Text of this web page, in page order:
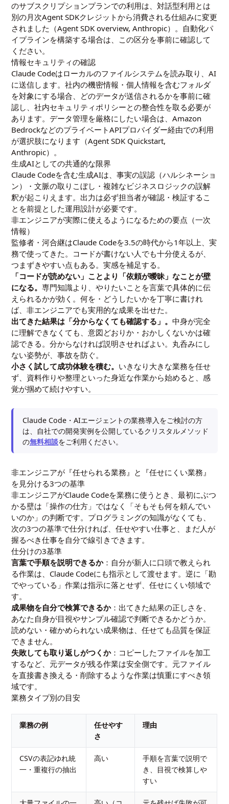
のサブスクリプションプランでの利用は、対話型利用とは
別の月次Agent SDKクレジットから消費される仕組みに変更
されました（Agent SDK overview, Anthropic）。自動化パ
イプラインを構築する場合は、この区分を事前に確認して
ください。
情報セキュリティの確認
Claude Codeはローカルのファイルシステムを読み取り、AI
に送信します。社内の機密情報・個人情報を含むフォルダ
を対象にする場合、どのデータが送信されるかを事前に確
認し、社内セキュリティポリシーとの整合性を取る必要が
あります。データ管理を厳格にしたい場合は、Amazon
BedrockなどのプライベートAPIプロバイダー経由での利用
が選択肢になります（Agent SDK Quickstart,
Anthropic）。
生成AIとしての共通的な限界
Claude Codeを含む生成AIは、事実の誤認（ハルシネーショ
ン）・文脈の取りこぼし・複雑なビジネスロジックの誤解
釈が起こりえます。出力は必ず担当者が確認・検証するこ
とを前提とした運用設計が必要です。
非エンジニアが実際に使えるようになるための要点（一次
情報）
監修者・河合継はClaude Codeを3.5の時代から1年以上、実
務で使ってきた。コードが書けない人でも十分使えるが、
つまずきやすい点もある。実感を補足する。
「コードが読めない」ことより「依頼が曖昧」なことが壁
になる。専門知識より、やりたいことを言葉で具体的に伝
えられるかが効く。何を・どうしたいかを丁寧に書けれ
ば、非エンジニアでも実用的な成果を出せた。
出てきた結果は「分からなくても確認する」。中身が完全
に理解できなくても、意図どおりか・おかしくないかは確
認できる。分からなければ説明させればよい。丸呑みにし
ない姿勢が、事故を防ぐ。
小さく試して成功体験を積む。 いきなり大きな業務を任せ
ず、資料作りや整理といった身近な作業から始めると、感
覚が掴めて続けやすい。
Claude Code・AIエージェントの業務導入をご検討の方
は、自社での開発実例を公開しているクリスタルメソッド
の無料相談をご利用ください。
非エンジニアが『任せられる業務』と『任せにくい業務』
を見分ける3つの基準
非エンジニアがClaude Codeを業務に使うとき、最初にぶつ
かる壁は「操作の仕方」ではなく「そもそも何を頼んでい
いのか」の判断です。プログラミングの知識がなくても、
次の3つの基準で仕分ければ、任せやすい仕事と、まだ人が
握るべき仕事を自分で線引きできます。
仕分けの3基準
言葉で手順を説明できるか：自分が新人に口頭で教えられ
る作業は、Claude Codeにも指示として渡せます。逆に「勘
でやっている」作業は指示に落とせず、任せにくい領域で
す。
成果物を自分で検算できるか：出てきた結果の正しさを、
あなた自身が目視やサンプル確認で判断できるかどうか。
読めない・確かめられない成果物は、任せても品質を保証
できません。
失敗しても取り返しがつくか：コピーしたファイルを加工
するなど、元データが残る作業は安全側です。元ファイル
を直接書き換える・削除するような作業は慎重にすべき領
域です。
業務タイプ別の目安
業務の例
任せやす
さ
理由
CSVの表記ゆれ統
一・重複行の抽出
高い
手順を言葉で説明で
き、目視で検算しや
すい